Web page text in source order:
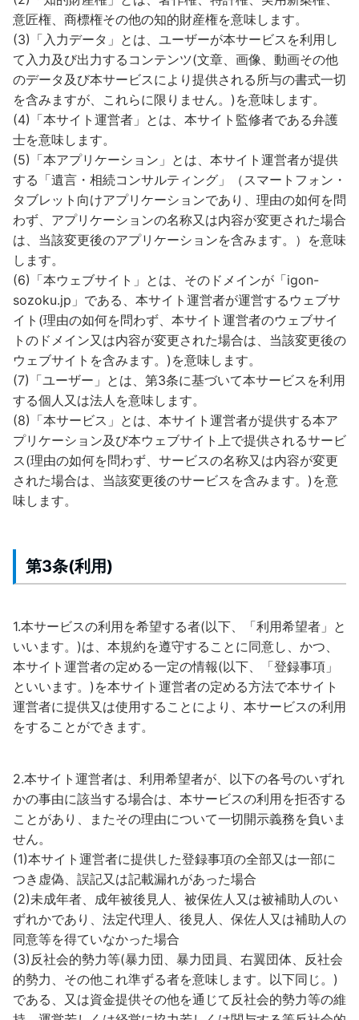
意匠権、商標権その他の知的財産権を意味します。
(3)「入力データ」とは、ユーザーが本サービスを利用し
て入力及び出力するコンテンツ(文章、画像、動画その他
のデータ及び本サービスにより提供される所与の書式一切
を含みますが、これらに限りません。)を意味します。
(4)「本サイト運営者」とは、本サイト監修者である弁護
士を意味します。
(5)「本アプリケーション」とは、本サイト運営者が提供
する「遺言・相続コンサルティング」（スマートフォン・
タブレット向けアプリケーションであり、理由の如何を問
わず、アプリケーションの名称又は内容が変更された場合
は、当該変更後のアプリケーションを含みます。）を意味
します。
(6)「本ウェブサイト」とは、そのドメインが「igon-
sozoku.jp」である、本サイト運営者が運営するウェブサ
イト(理由の如何を問わず、本サイト運営者のウェブサイ
トのドメイン又は内容が変更された場合は、当該変更後の
ウェブサイトを含みます。)を意味します。
(7)「ユーザー」とは、第3条に基づいて本サービスを利用
する個人又は法人を意味します。
(8)「本サービス」とは、本サイト運営者が提供する本ア
プリケーション及び本ウェブサイト上で提供されるサービ
ス(理由の如何を問わず、サービスの名称又は内容が変更
された場合は、当該変更後のサービスを含みます。)を意
味します。
第3条(利用)
1.本サービスの利用を希望する者(以下、「利用希望者」と
いいます。)は、本規約を遵守することに同意し、かつ、
本サイト運営者の定める一定の情報(以下、「登録事項」
といいます。)を本サイト運営者の定める方法で本サイト
運営者に提供又は使用することにより、本サービスの利用
をすることができます。
2.本サイト運営者は、利用希望者が、以下の各号のいずれ
かの事由に該当する場合は、本サービスの利用を拒否する
ことがあり、またその理由について一切開示義務を負いま
せん。
(1)本サイト運営者に提供した登録事項の全部又は一部に
つき虚偽、誤記又は記載漏れがあった場合
(2)未成年者、成年被後見人、被保佐人又は被補助人のい
ずれかであり、法定代理人、後見人、保佐人又は補助人の
同意等を得ていなかった場合
(3)反社会的勢力等(暴力団、暴力団員、右翼団体、反社会
的勢力、その他これ準ずる者を意味します。以下同じ。)
である、又は資金提供その他を通じて反社会的勢力等の維